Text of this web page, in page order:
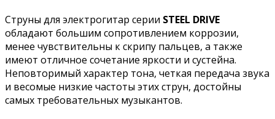
Струны для электрогитар серии STEEL DRIVE
обладают большим сопротивлением коррозии,
менее чувствительны к скрипу пальцев, а также
имеют отличное сочетание яркости и сустейна.
Неповторимый характер тона, четкая передача звука
и весомые низкие частоты этих струн, достойны
самых требовательных музыкантов.